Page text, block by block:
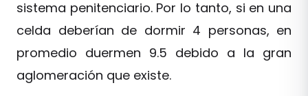
sistema penitenciario. Por lo tanto, si en una
celda deberían de dormir 4 personas, en
promedio duermen 9.5 debido a la gran
aglomeración que existe.